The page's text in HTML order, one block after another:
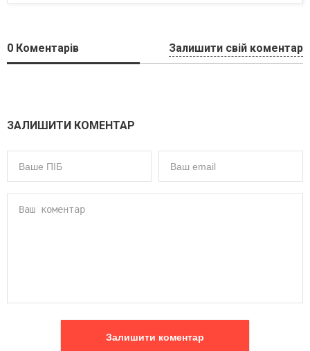
0 Коментарів Залишити свій коментар
ЗАЛИШИТИ КОМЕНТАР
Залишити коментар